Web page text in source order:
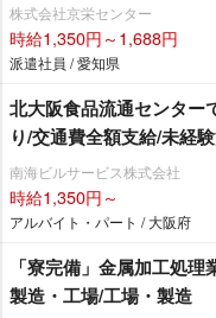
株式会社京栄センター
時給1,350円～1,688円
派遣社員 / 愛知県
北大阪食品流通センター
り/交通費全額支給/未経
南海ビルサービス株式会社
時給1,350円～
アルバイト・パート / 大阪府
「寮完備」金属加工処
製造・工場/工場・製造